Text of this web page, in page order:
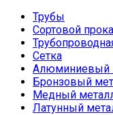
Трубы
Сортовой
Сетка
Алюминиевый
Бронзовый
Медный
Латунный